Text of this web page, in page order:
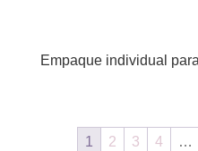
Empaque individual
1 2 3 4 …